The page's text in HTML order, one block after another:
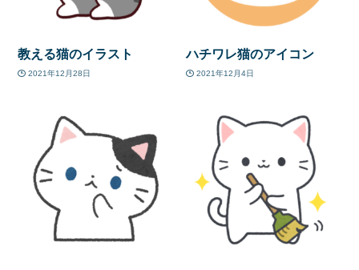
教える猫のイラスト
2021年12月28日
ハチワレ猫のアイコン
2021年12月4日